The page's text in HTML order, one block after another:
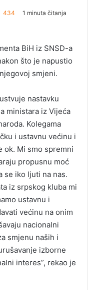
434 1 minuta čitanja
BiH iz SNSD-a
što je napustio
smjeni.
nastavku
ministara iz Vijeća
Kolegama
i ustavnu većinu i
ok. Mi smo spremni
propusnu moć
se iko ljuti na nas.
iz srpskog kluba mi
ustavnu i
većinu na onim
nacionalni
smjenu naših i
izborne
interes”, rekao je